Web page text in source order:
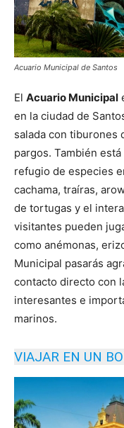
Acuario Municipal de Santos
El Acuario Municipal
en la ciudad de
salada con tiburones
pargos. También
refugio de especies
cachama, traíras,
de tortugas y el
visitantes pueden
como anémonas,
Municipal pasarás
contacto directo con
interesantes e
marinos.
VIAJAR EN UN